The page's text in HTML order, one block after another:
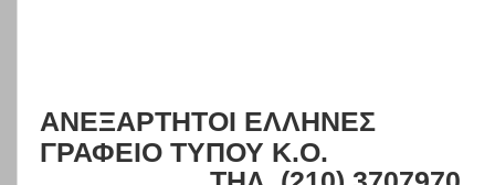
ΑΝΕΞΑΡΤΗΤΟΙ ΕΛΛΗΝΕΣ
ΓΡΑΦΕΙΟ ΤΥΠΟΥ Κ.Ο.